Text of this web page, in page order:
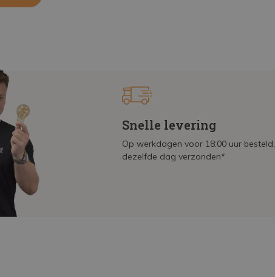
Snelle levering
Op werkdagen voor 18:00 uur besteld,
dezelfde dag verzonden*